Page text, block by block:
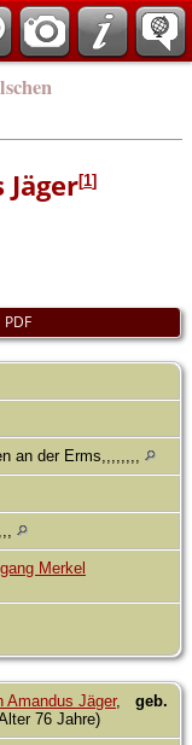
[1]
PDF
an der Erms,,,,,,,,
Merkel
Amandus Jäger, geb.
76 Jahre)